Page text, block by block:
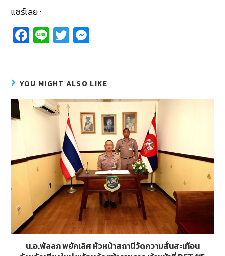
แชร์เลย :
Fa
c
b
o
o
Li
n
T
wi
er e
n
g
er
YOU MIGHT ALSO LIKE
น.อ.พัลลภ พยัคเลิศ หัวหน้าสถานีวัดความสั่นสะเทือน